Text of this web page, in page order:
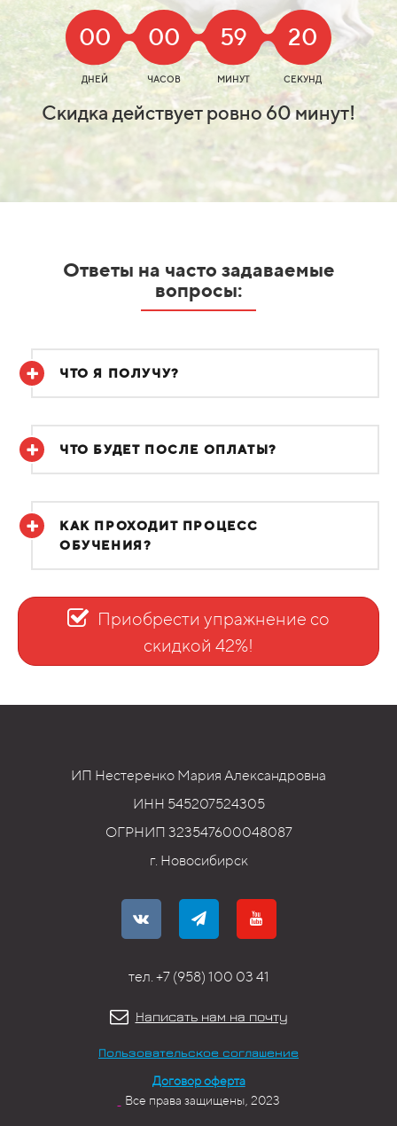
00 00 59 19
ДНЕЙ ЧАСОВ МИНУТ СЕКУНД
Скидка действует ровно 60 минут!
Ответы на часто задаваемые
вопросы:
ЧТО Я ПОЛУЧУ?
ЧТО БУДЕТ ПОСЛЕ ОПЛАТЫ?
КАК ПРОХОДИТ ПРОЦЕСС
ОБУЧЕНИЯ?
Приобрести упражнение со
скидкой 42%!
ИП Нестеренко Мария Александровна
ИНН 545207524305
ОГРНИП 323547600048087
г. Новосибирск
тел. +7 (958) 100 03 41
Написать нам на почту
Пользовательское соглашение
Договор оферта
Все права защищены, 2023